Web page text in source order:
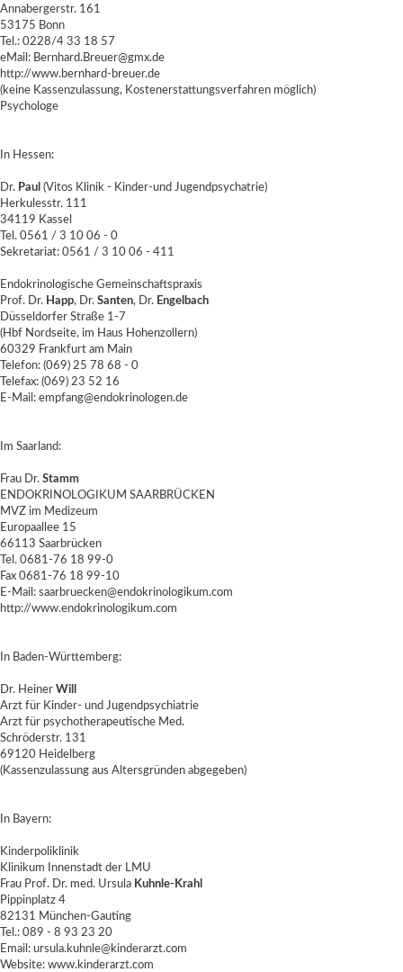
Annabergerstr. 161
53175 Bonn
Tel.: 0228/4 33 18 57
eMail: Bernhard.Breuer@gmx.de
http://www.bernhard-breuer.de
(keine Kassenzulassung, Kostenerstattungsverfahren möglich)
Psychologe
In Hessen:
Dr. Paul (Vitos Klinik - Kinder-und Jugendpsychatrie)
Herkulesstr. 111
34119 Kassel
Tel. 0561 / 3 10 06 - 0
Sekretariat: 0561 / 3 10 06 - 411
Endokrinologische Gemeinschaftspraxis
Prof. Dr. Happ, Dr. Santen, Dr. Engelbach
Düsseldorfer Straße 1-7
(Hbf Nordseite, im Haus Hohenzollern)
60329 Frankfurt am Main
Telefon: (069) 25 78 68 - 0
Telefax: (069) 23 52 16
E-Mail: empfang@endokrinologen.de
Im Saarland:
Frau Dr. Stamm
ENDOKRINOLOGIKUM SAARBRÜCKEN
MVZ im Medizeum
Europaallee 15
66113 Saarbrücken
Tel. 0681-76 18 99-0
Fax 0681-76 18 99-10
E-Mail: saarbruecken@endokrinologikum.com
http://www.endokrinologikum.com
In Baden-Württemberg:
Dr. Heiner Will
Arzt für Kinder- und Jugendpsychiatrie
Arzt für psychotherapeutische Med.
Schröderstr. 131
69120 Heidelberg
(Kassenzulassung aus Altersgründen abgegeben)
In Bayern:
Kinderpoliklinik
Klinikum Innenstadt der LMU
Frau Prof. Dr. med. Ursula Kuhnle-Krahl
Pippinplatz 4
82131 München-Gauting
Tel.: 089 - 8 93 23 20
Email: ursula.kuhnle@kinderarzt.com
Website: www.kinderarzt.com